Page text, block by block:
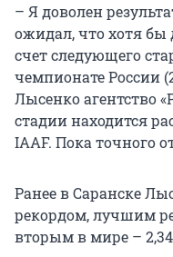
– Я доволен
ожидал, что хотя бы
счет следующего
чемпионате России
Лысенко агентство
стадии находится
IAAF. Пока точного
Ранее в Саранске
рекордом, лучшим
вторым в мире –